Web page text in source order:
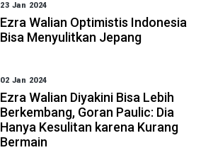
23 Jan 2024
Ezra Walian Optimistis Indonesia
Bisa Menyulitkan Jepang
02 Jan 2024
Ezra Walian Diyakini Bisa Lebih
Berkembang, Goran Paulic: Dia
Hanya Kesulitan karena Kurang
Bermain